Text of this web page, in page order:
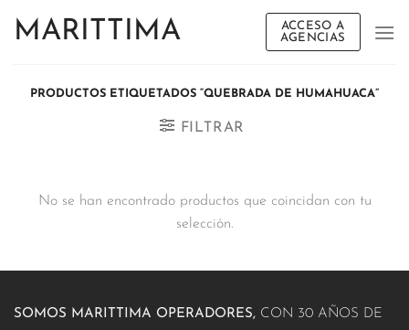
MARITTIMA
ACCESO A
AGENCIAS
PRODUCTOS ETIQUETADOS “QUEBRADA DE HUMAHUACA”
FILTRAR
No se han encontrado productos que coincidan con tu
selección.
SOMOS MARITTIMA OPERADORES, CON 30 AÑOS DE